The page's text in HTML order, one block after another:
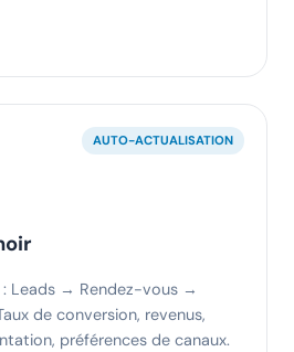
AUTO-ACTUALISATION
Leads → Rendez-vous →
de conversion, revenus,
préférences de canaux.